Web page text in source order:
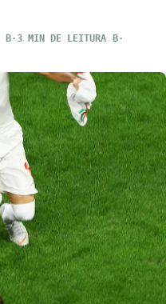
3 MIN DE LEITURA